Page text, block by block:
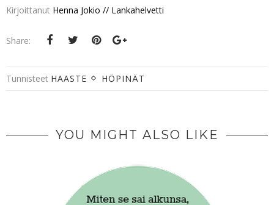
Kirjoittanut Henna Jokio // Lankahelvetti
Share:
Tunnisteet HAASTE HÖPINÄT
YOU MIGHT ALSO LIKE